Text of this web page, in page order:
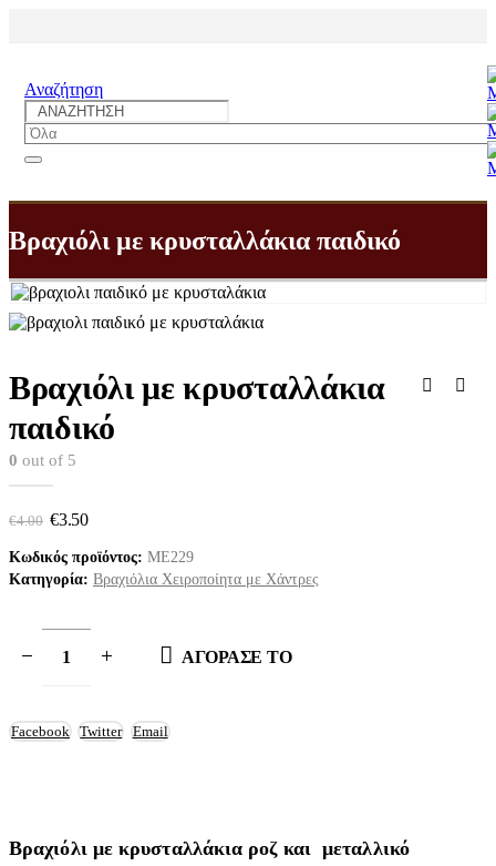
Αναζήτηση
Βραχιόλι με κρυσταλλάκια παιδικό
Βραχιόλι με κρυσταλλάκια
παιδικό
0 out of 5
€4.00 Original
was:
€4.00.
€3.50Η
τιμή
είναι:
Κωδικός προϊόντος: ΜΕ229
Κατηγορία: Βραχιόλια Χειροποίητα με Χάντρες
ΑΓΟΡΑΣΕ ΤΟ
Facebook Twitter Email
Βραχιόλι με κρυσταλλάκια ροζ και μεταλλικό